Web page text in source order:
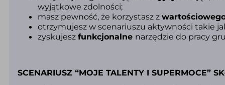
wyjątkowe zdolności;
masz pewność, że korzystasz z
otrzymujesz w scenariuszu aktywności takie
zyskujeszfunkcjonalne narzędzie do pracy
SCENARIUSZ “MOJE TALENTY I SUPERMOCE”